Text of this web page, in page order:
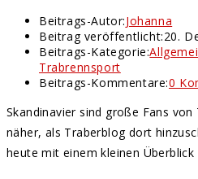
Beitrags-Autor:Johanna
Beitrag veröffentlicht:20.
Beitrags-Kategorie:
Trabrennsport
Beitrags-Kommentare:0
Skandinavier sind große Fans
näher, als Traberblog dort
heute mit einem kleinen Überblick